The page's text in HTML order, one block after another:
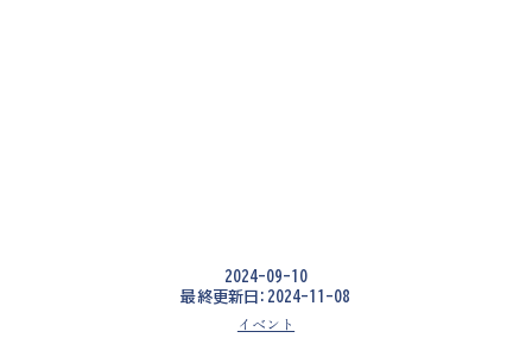
2024-09-10
最終更新日:2024-11-08
イベント